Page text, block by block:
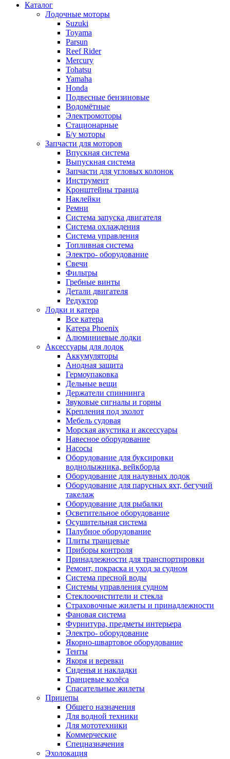
Каталог
Лодочные моторы
Suzuki
Toyama
Parsun
Reef Rider
Mercury
Tohatsu
Yamaha
Honda
Подвесные бензиновые
Водомётные
Электромоторы
Стационарные
Б/у моторы
Запчасти для моторов
Впускная система
Выпускная система
Запчасти для угловых колонок
Инструмент
Кронштейны транца
Наклейки
Ремни
Система запуска двигателя
Система охлаждения
Система управления
Топливная система
Электро- оборудование
Свечи
Фильтры
Гребные винты
Детали двигателя
Редуктор
Лодки и катера
Все катера
Катера Phoenix
Алюминиевые лодки
Аксессуары для лодок
Аккумуляторы
Анодная защита
Гермоупаковка
Дельные вещи
Держатели спиннинга
Звуковые сигналы и горны
Крепления под эхолот
Мебель судовая
Морская акустика и аксессуары
Навесное оборудование
Насосы
Оборудование для буксировки
воднолыжника, вейкборда
Оборудование для надувных лодок
Оборудование для парусных яхт, бегучий
такелаж
Оборудование для рыбалки
Осветительное оборудование
Осушительная система
Палубное оборудование
Плиты транцевые
Приборы контроля
Принадлежности для транспортировки
Ремонт, покраска и уход за судном
Система пресной воды
Системы управления судном
Стеклоочистители и стекла
Страховочные жилеты и принадлежности
Фановая система
Фурнитура, предметы интерьера
Электро- оборудование
Якорно-швартовое оборудование
Тенты
Якоря и веревки
Сиденья и накладки
Транцевые колёса
Спасательные жилеты
Прицепы
Общего назначения
Для водной техники
Для мототехники
Коммерческие
Спецназначения
Эхолокация